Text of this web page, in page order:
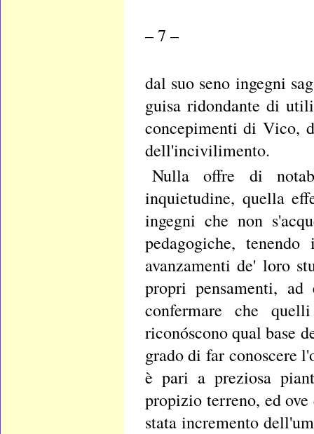
– 7 –
dal suo seno ingegni
guisa ridondante di
concepimenti di Vico,
dell'incivilimento.
Nulla offre di
inquietudine, quella
ingegni che non
pedagogiche,
avanzamenti de' loro
propri pensamenti,
confermare che
riconóscono qual base
grado di far conoscere
è pari a preziosa
propizio terreno, ed ove
stata incremento